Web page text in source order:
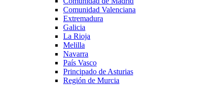
Comunidad Valenciana
Extremadura
Galicia
La Rioja
Melilla
Navarra
País Vasco
Principado de Asturias
Región de Murcia